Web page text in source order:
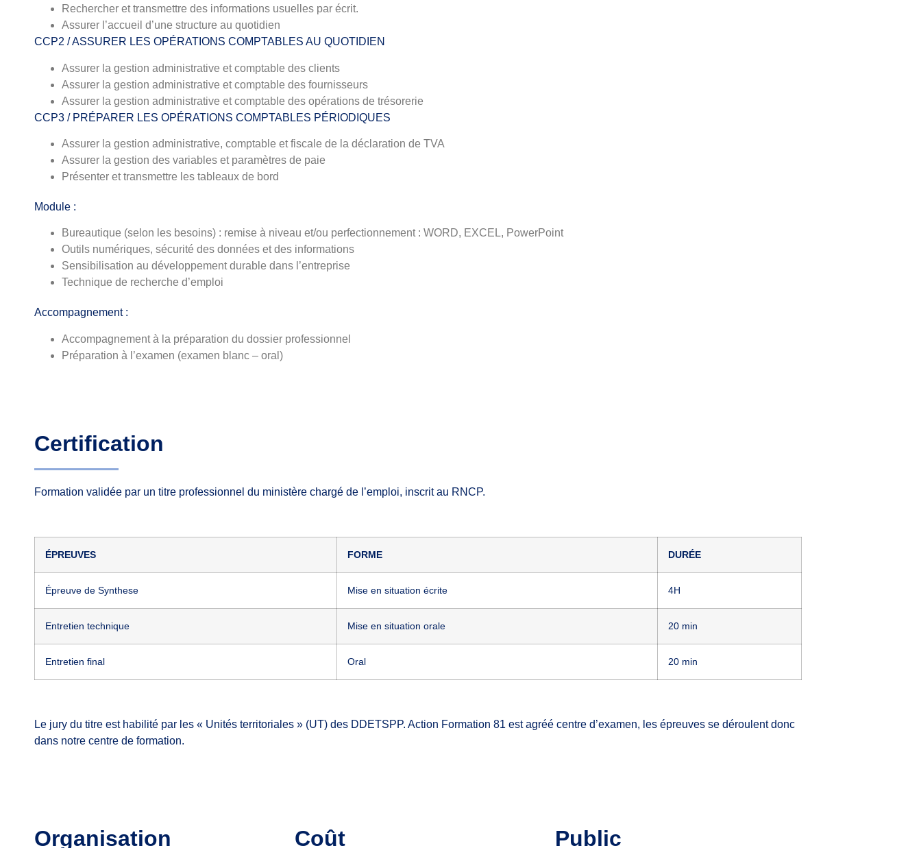
Rechercher et transmettre des informations usuelles par écrit.
Assurer l’accueil d’une structure au quotidien
CCP2 / ASSURER LES OPÉRATIONS COMPTABLES AU QUOTIDIEN
Assurer la gestion administrative et comptable des clients
Assurer la gestion administrative et comptable des fournisseurs
Assurer la gestion administrative et comptable des opérations de trésorerie
CCP3 / PRÉPARER LES OPÉRATIONS COMPTABLES PÉRIODIQUES
Assurer la gestion administrative, comptable et fiscale de la déclaration de TVA
Assurer la gestion des variables et paramètres de paie
Présenter et transmettre les tableaux de bord
Module :
Bureautique (selon les besoins) : remise à niveau et/ou perfectionnement : WORD, EXCEL, PowerPoint
Outils numériques, sécurité des données et des informations
Sensibilisation au développement durable dans l’entreprise
Technique de recherche d’emploi
Accompagnement :
Accompagnement à la préparation du dossier professionnel
Préparation à l’examen (examen blanc – oral)
Certification
Formation validée par un titre professionnel du ministère chargé de l’emploi, inscrit au RNCP.
ÉPREUVES FORME DURÉE
Épreuve de Synthese Mise en situation écrite 4H
Entretien technique Mise en situation orale 20 min
Entretien final Oral 20 min
Le jury du titre est habilité par les « Unités territoriales » (UT) des DDETSPP. Action Formation 81 est agréé centre d’examen, les épreuves se déroulent donc
dans notre centre de formation.
Organisation Coût Public